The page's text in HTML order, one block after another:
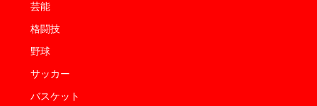
芸能
格闘技
野球
サッカー
バスケット